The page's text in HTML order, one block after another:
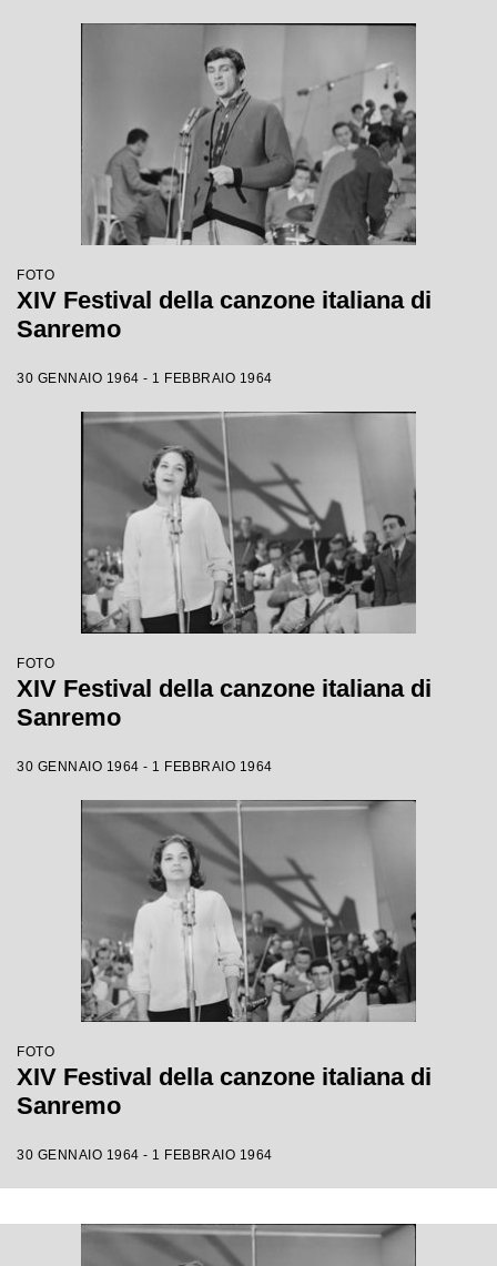
FOTO
XIV Festival della canzone italiana di
Sanremo
30 GENNAIO 1964 - 1 FEBBRAIO 1964
FOTO
XIV Festival della canzone italiana di
Sanremo
30 GENNAIO 1964 - 1 FEBBRAIO 1964
FOTO
XIV Festival della canzone italiana di
Sanremo
30 GENNAIO 1964 - 1 FEBBRAIO 1964